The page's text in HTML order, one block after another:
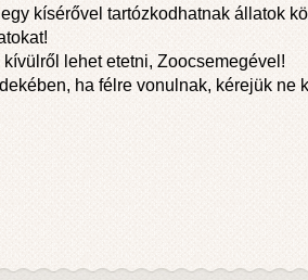
kísérővel tartózkodhatnak állatok
lehet etetni, Zoocsemegével!
ha félre vonulnak, kérejük ne